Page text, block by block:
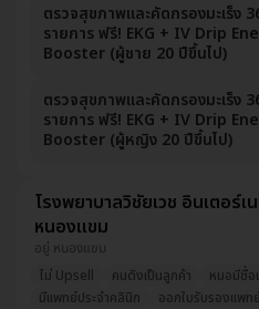
ตรวจสุขภาพและคัดกรองมะเร็ง
รายการ ฟรี! EKG + IV Drip
Booster (ผู้ชาย 20 ปีขึ้นไป)
ตรวจสุขภาพและคัดกรองมะเร็ง
รายการ ฟรี! EKG + IV Drip
Booster (ผู้หญิง 20 ปีขึ้นไป)
โรงพยาบาลวิชัยเวช อินเตอร์เ
หนองแขม
อยู่ หนองแขม
ไม่ Upsell
คนดังเป็นลูกค้า
หมอมีชื่อ
มีแพทย์ประจำคลินิก
ออกใบรับรองแพท